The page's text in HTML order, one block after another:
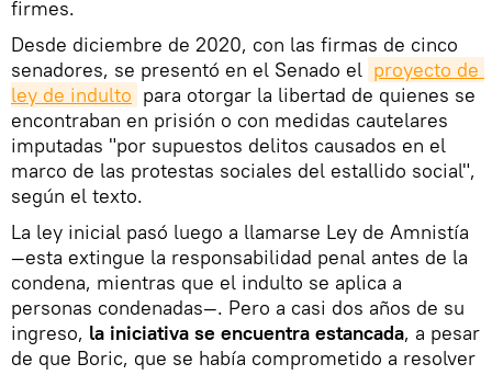
firmes.
Desde diciembre de 2020, con las firmas de cinco
senadores, se presentó en el Senado el proyecto de
ley de indulto para otorgar la libertad de quienes se
encontraban en prisión o con medidas cautelares
imputadas "por supuestos delitos causados en el
marco de las protestas sociales del estallido social",
según el texto.
La ley inicial pasó luego a llamarse Ley de Amnistía
—esta extingue la responsabilidad penal antes de la
condena, mientras que el indulto se aplica a
personas condenadas—. Pero a casi dos años de su
ingreso, la iniciativa se encuentra estancada, a pesar
de que Boric, que se había comprometido a resolver